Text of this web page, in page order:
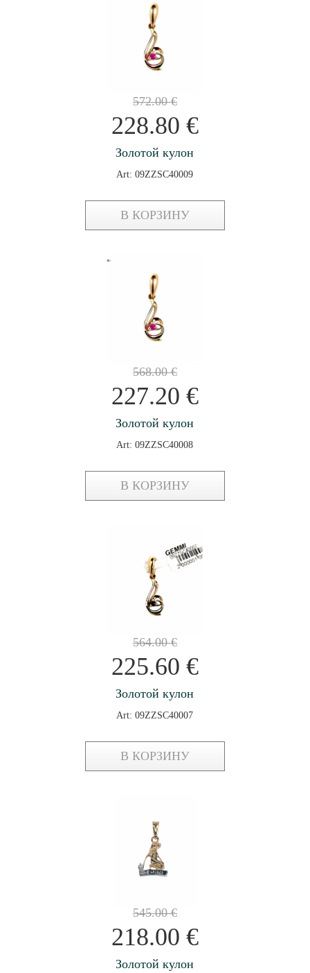
572.00€
228.80 €
Золотой кулон
Art: 09ZZSC40009
В КОРЗИНУ
568.00€
227.20 €
Золотой кулон
Art: 09ZZSC40008
В КОРЗИНУ
564.00€
225.60 €
Золотой кулон
Art: 09ZZSC40007
В КОРЗИНУ
545.00€
218.00 €
Золотой кулон